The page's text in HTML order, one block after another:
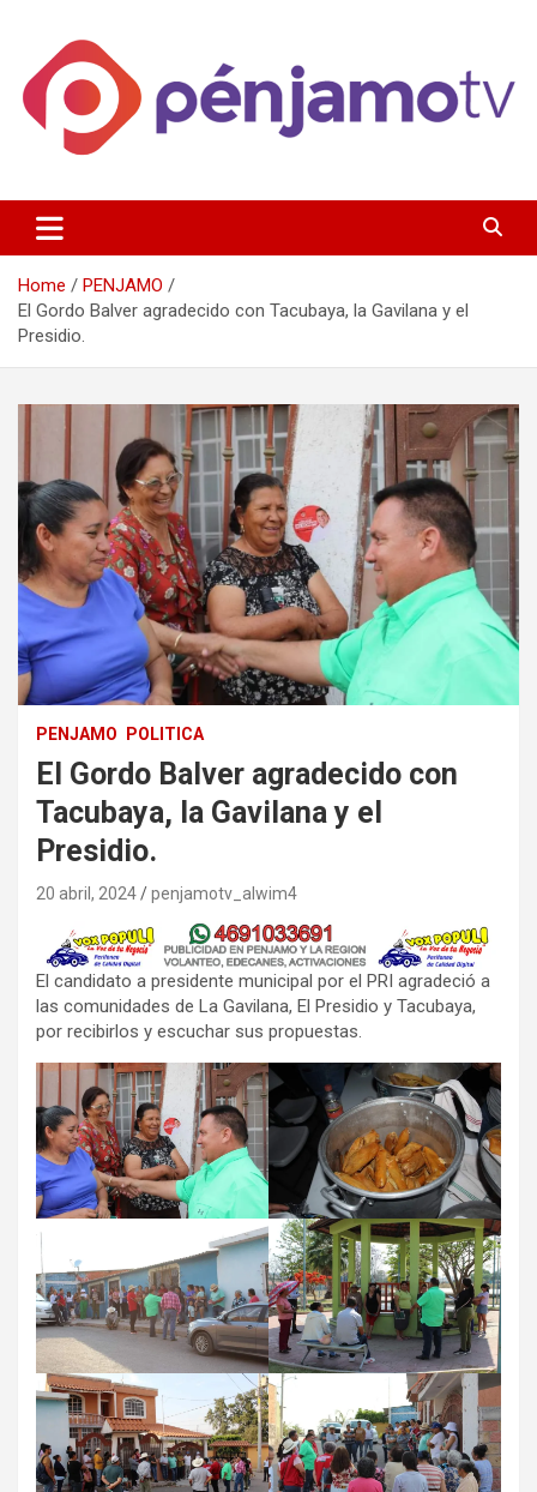
content
Penjamotv
Gto y la region.
Home
PENJAMO
El Gordo Balver agradecido con Tacubaya, la Gavilana y el
Presidio.
PENJAMO POLITICA
El Gordo Balver agradecido con
Tacubaya, la Gavilana y el
Presidio.
20 abril, 2024 penjamotv_alwim4
El candidato a presidente municipal por el PRI agradeció a
las comunidades de La Gavilana, El Presidio y Tacubaya,
por recibirlos y escuchar sus propuestas.